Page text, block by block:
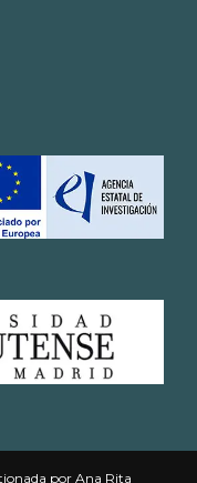
porAna Rita